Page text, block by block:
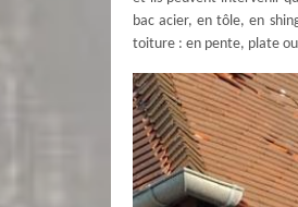
bac acier, en tôle, en
toiture : en pente, plate